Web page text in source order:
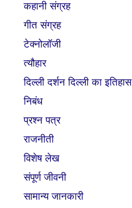
कहानी संग्रह
गीत संग्रह
टेक्नोलॉजी
त्यौहार
दिल्ली दर्शन दिल्ली का इतिहास
निबंध
प्रश्न पत्र
राजनीती
विशेष लेख
संपूर्ण जीवनी
सामान्य जानकारी